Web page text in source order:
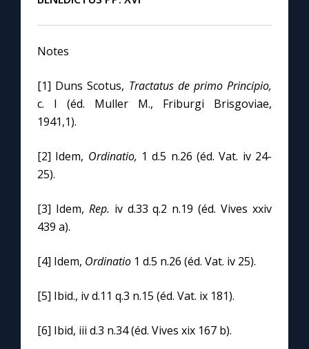
Notes
[1] Duns Scotus, Tractatus de primo Principio,
c. I (éd. Muller M., Friburgi Brisgoviae,
1941,1).
[2] Idem, Ordinatio, 1 d.5 n.26 (éd. Vat. iv 24-
25).
[3] Idem, Rep. iv d.33 q.2 n.19 (éd. Vives xxiv
439 a).
[4] Idem, Ordinatio 1 d.5 n.26 (éd. Vat. iv 25).
[5] Ibid., iv d.11 q.3 n.15 (éd. Vat. ix 181).
[6] Ibid, iii d.3 n.34 (éd. Vives xix 167 b).